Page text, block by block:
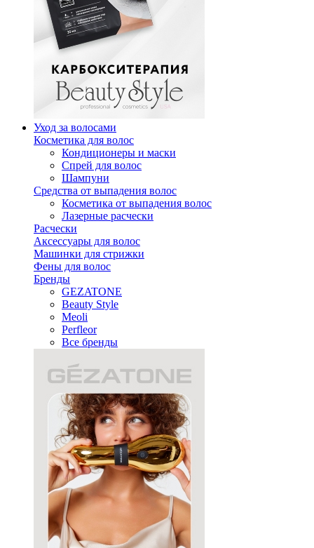
Уход за волосами
Косметика для волос
Кондиционеры и маски
Спрей для волос
Шампуни
Средства от выпадения волос
Косметика от выпадения волос
Лазерные расчески
Расчески
Аксессуары для волос
Машинки для стрижки
Фены для волос
Бренды
GEZATONE
Beauty Style
Meoli
Perfleor
Все бренды